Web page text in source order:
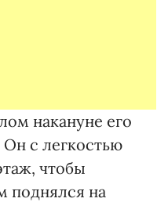
накануне его
с легкостью
чтобы
поднялся на